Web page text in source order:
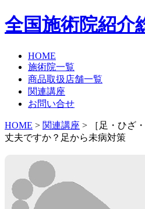
全国施術院紹介
HOME
施術院一覧
商品取扱店舗一覧
関連講座
お問い合せ
HOME > 関連講座 > ［足・ひざ
丈夫ですか？足から未病対策